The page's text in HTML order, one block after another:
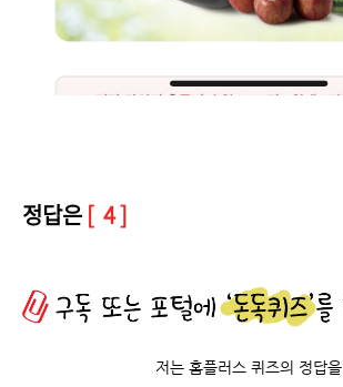
정답은 [ 4 ]
저는 홈플러스 퀴즈의 정답을